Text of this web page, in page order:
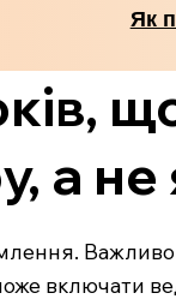
Як
а
Важливо
включати